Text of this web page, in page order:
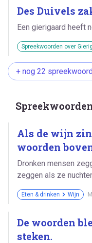
Des Duivels
Een gierigaard heeft
Spreekwoorden over
+ nog 22
Als de wijn
woorden
Dronken mensen
zeggen als ze
Eten & drinken Wijn
De woorden
steken.